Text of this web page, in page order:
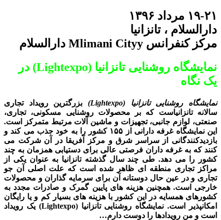
۱۹-۲۱ مرداد ۱۳۹۶
دارالسلام ، تانزانیا
مرکز کنفرانس Mlimani Cityy دارالسلام
نمایشگاه روشنایی تانزانیا (Lightexpo) در
یک نگاه
نمایشگاه روشنایی تانزانیا (Lightexpo)
بزرگترین رویداد تجاری
سالانه تانزانیاست که بر محصولات روشنایی مسکونی، تجاری،
صنعتی، لوازم جانبی، تجهیزات و ماشین آلات مرتبط متمرکز است.
این نمایشگاه غرفه دارانی از ۱۵۵ کشور را به خود جذب می کند و
بازدیدکنندگانی از سراسر شرق و مرکز آفریقا در آن شرکت می
کنند که به غرفه داران فرصتی عالی برای دستیابی همزمان به چند
کشور را می دهد. طی چند سال گذشته تانزانیا به عنوان یکی از
مراکز تجاری منطقه ای ظاهر شده است که علت اصلی آن جو
تجاری و در عین حال دوستانه آن برای سرمایه گذاران و محصولات
خارجی است. همچنین هزینه های پایین گمرک و صادرات مجدد به
کشورهای همسایه در این کشور با هزینه های بسیار کم و یا رایگان
امکانپذیر است.نمایشگاه روشنایی تانزانیا (Lightexpo)
یک رویداد
است و من رویداد‌ها را دوست دارم…